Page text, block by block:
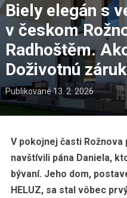
Biely elegán s
v českom
Radhoštěm.
Doživotnú
Publikované13. 2. 2026
V pokojnej časti Rožnova
navštívili pána Daniela,
bývaní. Jeho dom,
HELUZ, sa stal vôbec